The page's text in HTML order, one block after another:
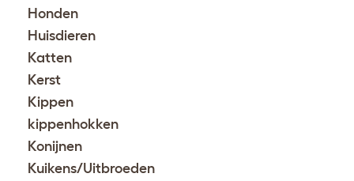
Honden
Huisdieren
Katten
Kerst
Kippen
kippenhokken
Konijnen
Kuikens/Uitbroeden